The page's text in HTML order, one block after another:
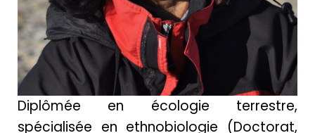
Diplômée en écologie terrestre,
spécialisée en ethnobiologie (Doctorat,